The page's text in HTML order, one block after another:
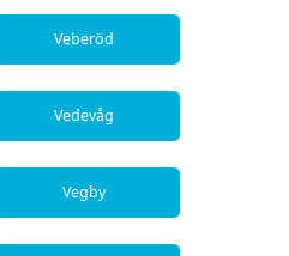
Veberöd
Vedevåg
Vegby